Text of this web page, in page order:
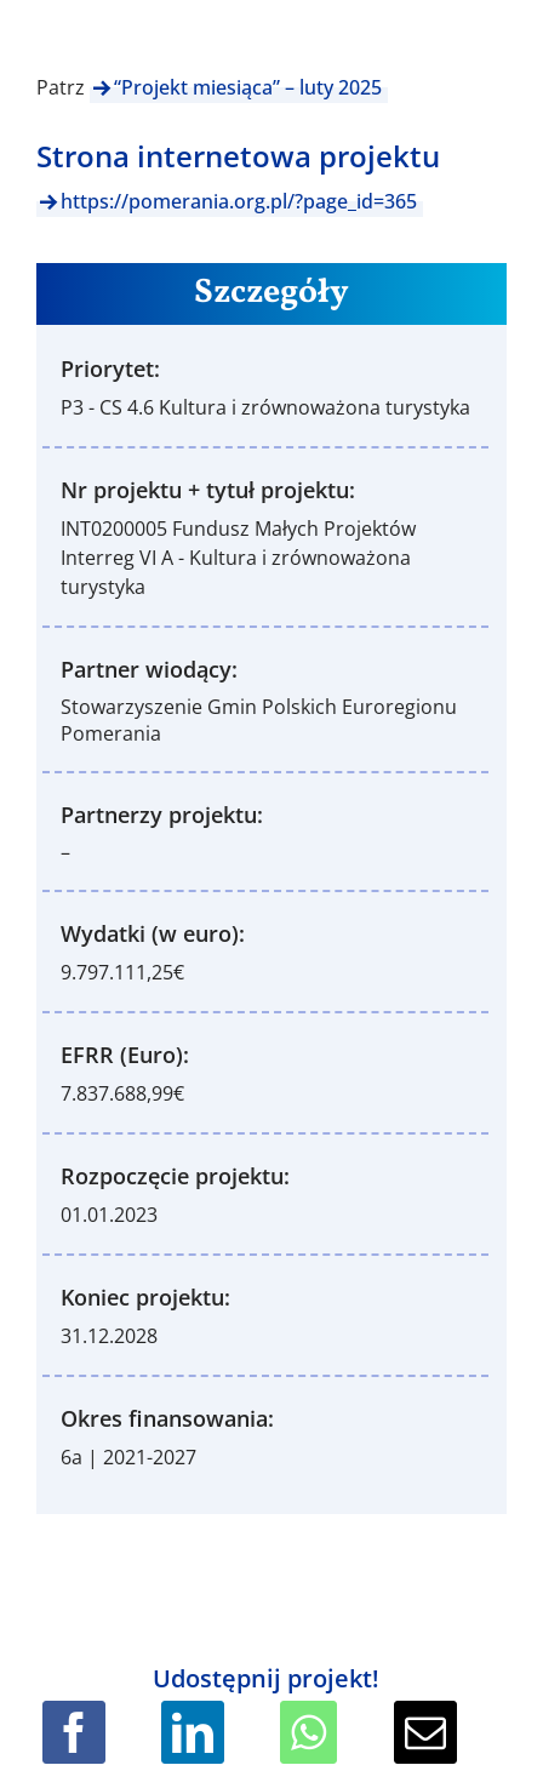
Patrz “Projekt miesiąca” – luty 2025
Strona internetowa projektu
https://pomerania.org.pl/?page_id=365
Szczegóły
Priorytet:
P3 - CS 4.6 Kultura i zrównoważona turystyka
Nr projektu + tytuł projektu:
INT0200005 Fundusz Małych Projektów
Interreg VI A - Kultura i zrównoważona
turystyka
Partner wiodący:
Stowarzyszenie Gmin Polskich Euroregionu
Pomerania
Partnerzy projektu:
–
Wydatki (w euro):
9.797.111,25€
EFRR (Euro):
7.837.688,99€
Rozpoczęcie projektu:
01.01.2023
Koniec projektu:
31.12.2028
Okres finansowania:
6a | 2021-2027
Udostępnij projekt!